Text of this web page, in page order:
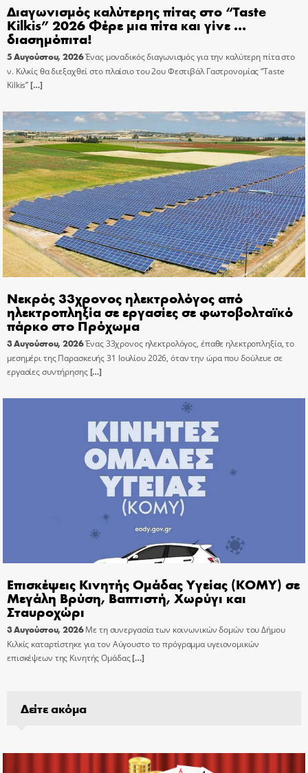
Διαγωνισμός καλύτερης πίτας στο “Taste
Kilkis” 2026 Φέρε μια πίτα και γίνε …
διασημόπιτα!
5 Αυγούστου, 2026Ένας μοναδικός διαγωνισμός για την καλύτερη πίτα στο
ν. Κιλκίς θα διεξαχθεί στο πλαίσιο του 2ου Φεστιβάλ Γαστρονομίας “Taste
Kilkis”[…]
Νεκρός 33χρονος ηλεκτρολόγος από
ηλεκτροπληξία σε εργασίες σε φωτοβολταϊκό
πάρκο στο Πρόχωμα
3 Αυγούστου, 2026Ένας 33χρονος ηλεκτρολόγος, έπαθε ηλεκτροπληξία, το
μεσημέρι της Παρασκευής 31 Ιουλίου 2026, όταν την ώρα που δούλευε σε
εργασίες συντήρησης[…]
Επισκέψεις Κινητής Ομάδας Υγείας (ΚΟΜΥ) σε
Μεγάλη Βρύση, Βαπτιστή, Χωρύγι και
Σταυροχώρι
3 Αυγούστου, 2026 Με τη συνεργασία των κοινωνικών δομών του Δήμου
Κιλκίς καταρτίστηκε για τον Αύγουστο το πρόγραμμα υγειονομικών
επισκέψεων της Κινητής Ομάδας[…]
Δείτε ακόμα